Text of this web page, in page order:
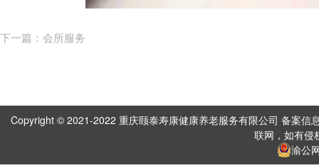
下一篇：会所服务
Copyright © 2021-2022 重庆颐泰寿康健康养老服务有限公司 备案信
联网，如有侵
渝公